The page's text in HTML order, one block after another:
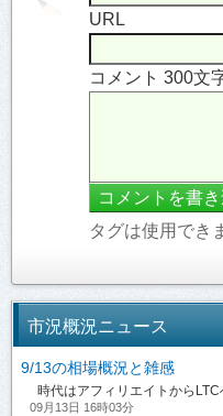
URL
コメント 300文
タグは使用でき
市況概況ニュース
9/13の相場概況と雑感
時代はアフィリエイトからLTC
09月13日 16時03分